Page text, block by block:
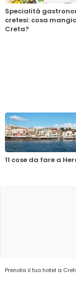
Specialità
cretesi: cosa
Creta?
11 cose da fare a
Prenota il tuo hotel a